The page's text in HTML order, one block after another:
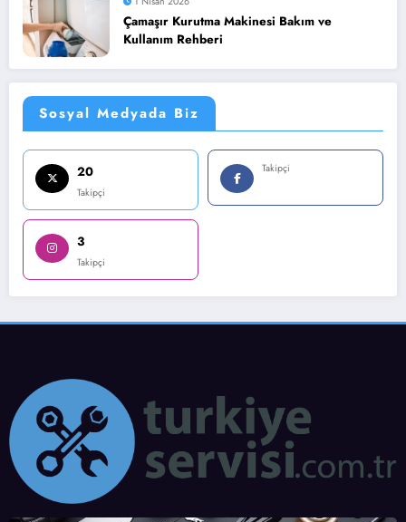
Çamaşır Kurutma Makinesi Bakım ve
Kullanım Rehberi
Sosyal Medyada Biz
20
Takipçi
Takipçi
3
Takipçi